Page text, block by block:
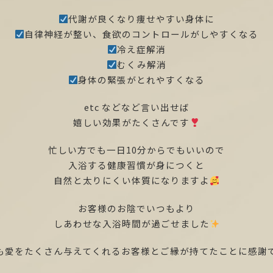
代謝が良くなり痩せやすい身体に
自律神経が整い、食欲のコントロールがしやすくなる
冷え症解消
むくみ解消
身体の緊張がとれやすくなる
etc などなど言い出せば
嬉しい効果がたくさんです
忙しい方でも一日10分からでもいいので
入浴する健康習慣が身につくと
自然と太りにくい体質になりますよ
お客様のお陰でいつもより
しあわせな入浴時間が過ごせました
愛をたくさん与えてくれるお客様とご縁が持てたことに感謝